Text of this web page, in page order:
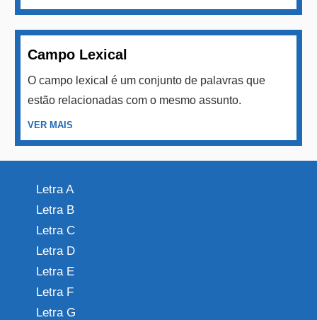
Campo Lexical
O campo lexical é um conjunto de palavras que
estão relacionadas com o mesmo assunto.
VER MAIS
Letra A
Letra B
Letra C
Letra D
Letra E
Letra F
Letra G